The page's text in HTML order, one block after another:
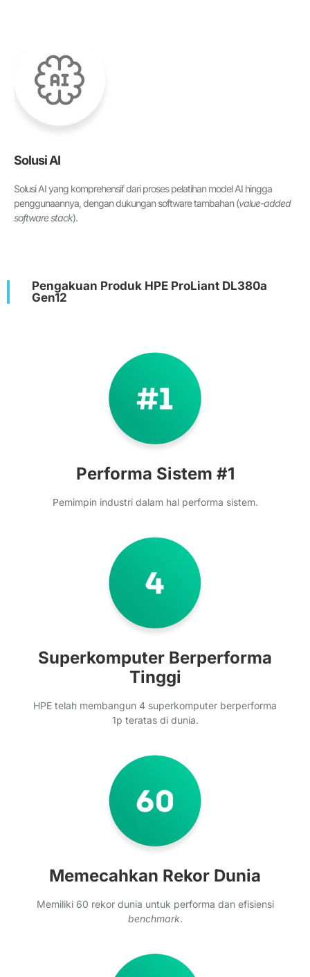
Solusi AI
Solusi AI yang komprehensif dari proses pelatihan model AI hingga
penggunaannya, dengan dukungan software tambahan (value-added
software stack).
Pengakuan Produk HPE ProLiant DL380a
Gen12
Performa Sistem #1
Pemimpin industri dalam hal performa sistem.
Superkomputer Berperforma
Tinggi
HPE telah membangun 4 superkomputer berperforma
1p teratas di dunia.
Memecahkan Rekor Dunia
Memiliki 60 rekor dunia untuk performa dan efisiensi
benchmark.